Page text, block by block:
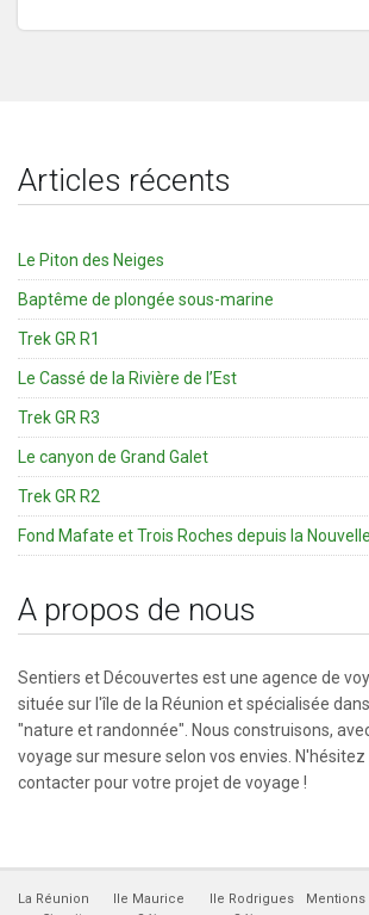
Articles récents
Le Piton des Neiges
Baptême de plongée sous-marine
Trek GR R1
Le Cassé de la Rivière de l’Est
Trek GR R3
Le canyon de Grand Galet
Trek GR R2
Fond Mafate et Trois Roches depuis la Nouvelle
A propos de nous
Sentiers et Découvertes est une agence de
située sur l'île de la Réunion et spécialisée
"nature et randonnée". Nous construisons,
voyage sur mesure selon vos envies. N'hésitez
contacter pour votre projet de voyage !
La Réunion
Ile Maurice
Ile Rodrigues
Mentions